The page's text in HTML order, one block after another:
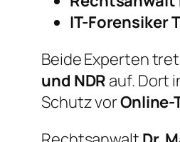
IT-Forensiker
Beide Experten
und NDR auf. Dort
Schutz vor